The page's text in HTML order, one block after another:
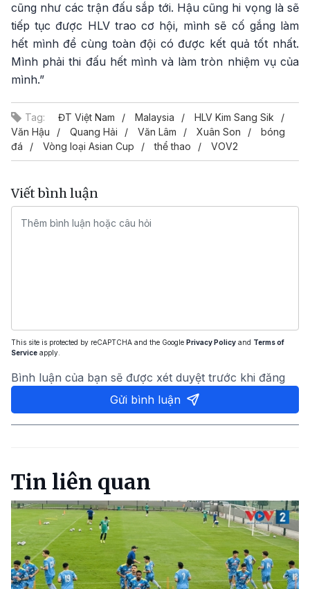
cũng như các trận đấu sắp tới. Hậu cũng hi vọng là sẽ
tiếp tục được HLV trao cơ hội, mình sẽ cố gắng làm
hết mình để cùng toàn đội có được kết quả tốt nhất.
Mình phải thi đấu hết mình và làm tròn nhiệm vụ của
mình.”
Tag: ĐT Việt Nam Malaysia
HLV Kim Sang Sik
Văn Hậu
Quang Hải Văn Lâm Xuân Son
bóng
đá
Vòng loại Asian Cup thể thao VOV2
Viết bình luận
This site is protected by reCAPTCHA and the Google Privacy Policy and Terms of
Service apply.
Bình luận của bạn sẽ được xét duyệt trước khi đăng
Gửi bình luận
Tin liên quan